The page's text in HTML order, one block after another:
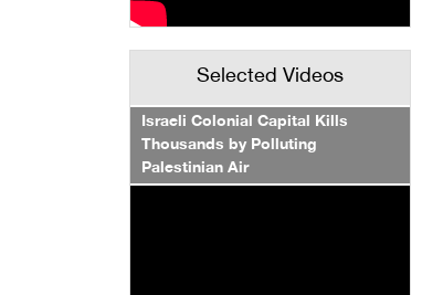
Selected Videos
Israeli Colonial Capital Kills
Thousands by Polluting
Palestinian Air